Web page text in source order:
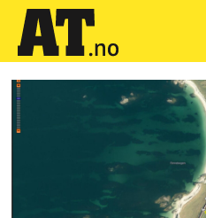
Emne:
zeekit